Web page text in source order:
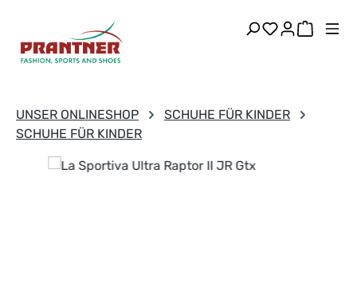
Zum Hauptinhalt springen
Du hast 0
UNSER ONLINESHOP
SCHUHE FÜR KINDER
SCHUHE FÜR KINDER
Bildergalerie überspringen